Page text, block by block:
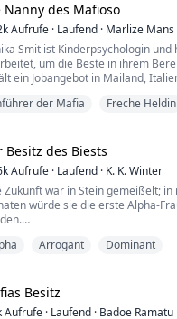
wurde von ihrem Kuss
mich völlig ...
Nanny des Mafioso
Aufrufe · Laufend · Marlize Mans
Smit ist Kinderpsychologin und
um die Beste in ihrem
ein Jobangebot in Mailand,
Das bedeutet jedoch auch,
im Park verlaufen hat, ohne zu w...
der Mafia Freche Heldin
Besitz des Biests
Aufrufe · Laufend · K. K. Winter
Zukunft war in Stein gemeißelt; in
würde sie die erste Alpha-
Leben fühlte sich wie ein Traum
die Ältesten die Kinder
der Fantasie war.
Arrogant Dominant
Besitz
Aufrufe · Laufend · Badoe Ramatu